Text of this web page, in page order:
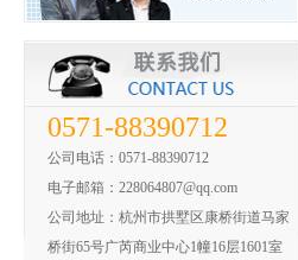
0571-88390712
公司电话：0571-88390712
电子邮箱：228064807@qq.com
公司地址：杭州市拱墅区康桥街道马家
桥街65号广芮商业中心1幢16层1601室